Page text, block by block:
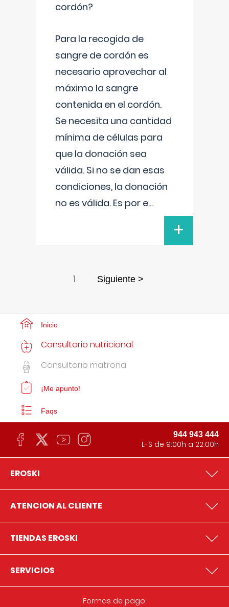
cordón?
Para la recogida de
sangre de cordón es
necesario aprovechar al
máximo la sangre
contenida en el cordón.
Se necesita una cantidad
mínima de células para
que la donación sea
válida. Si no se dan esas
condiciones, la donación
no es válida. Es por e...
+
1 Siguiente >
Inicio
Consultorio nutricional
Consultorio matrona
¡Me apunto!
Faqs
944 943 444
L-S de 9:00h a 22:00h
EROSKI
ATENCION AL CLIENTE
TIENDAS EROSKI
SERVICIOS
Formas de pago: